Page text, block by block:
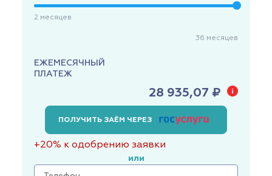
2 месяцев
36 месяцев
ЕЖЕМЕСЯЧНЫЙ
ПЛАТЕЖ
28 935,07 ₽
ПОЛУЧИТЬ ЗАЁМ ЧЕРЕЗ
+20% к одобрению заявки
или